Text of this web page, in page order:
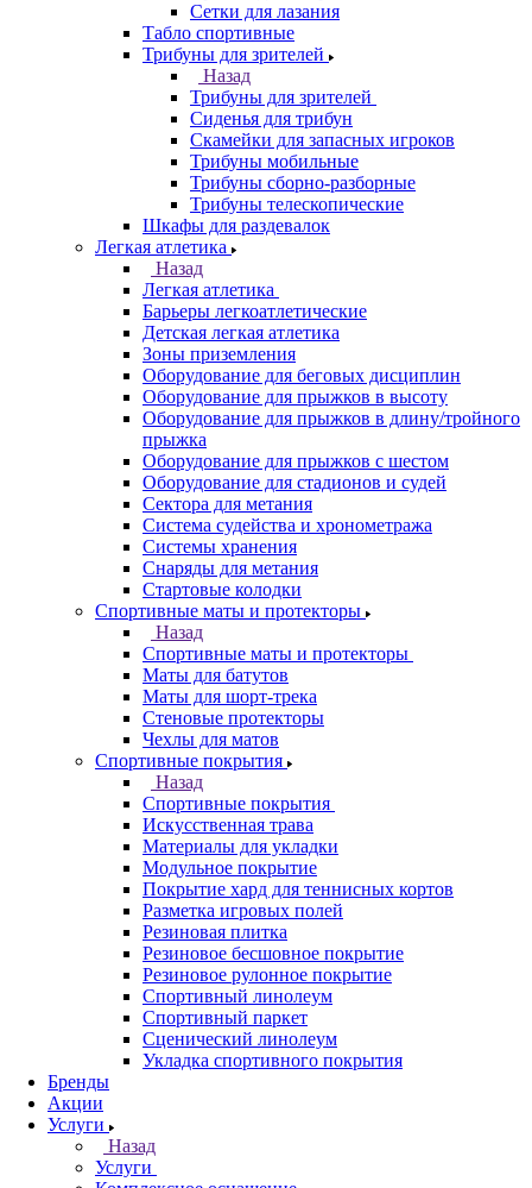
Сетки для лазания
Табло спортивные
Трибуны для зрителей
Назад
Трибуны для зрителей
Сиденья для трибун
Скамейки для запасных игроков
Трибуны мобильные
Трибуны сборно-разборные
Трибуны телескопические
Шкафы для раздевалок
Легкая атлетика
Назад
Легкая атлетика
Барьеры легкоатлетические
Детская легкая атлетика
Зоны приземления
Оборудование для беговых дисциплин
Оборудование для прыжков в высоту
Оборудование для прыжков в длину/тройного
прыжка
Оборудование для прыжков с шестом
Оборудование для стадионов и судей
Сектора для метания
Система судейства и хронометража
Системы хранения
Снаряды для метания
Стартовые колодки
Спортивные маты и протекторы
Назад
Спортивные маты и протекторы
Маты для батутов
Маты для шорт-трека
Стеновые протекторы
Чехлы для матов
Спортивные покрытия
Назад
Спортивные покрытия
Искусственная трава
Материалы для укладки
Модульное покрытие
Покрытие хард для теннисных кортов
Разметка игровых полей
Резиновая плитка
Резиновое бесшовное покрытие
Резиновое рулонное покрытие
Спортивный линолеум
Спортивный паркет
Сценический линолеум
Укладка спортивного покрытия
Бренды
Акции
Услуги
Назад
Услуги